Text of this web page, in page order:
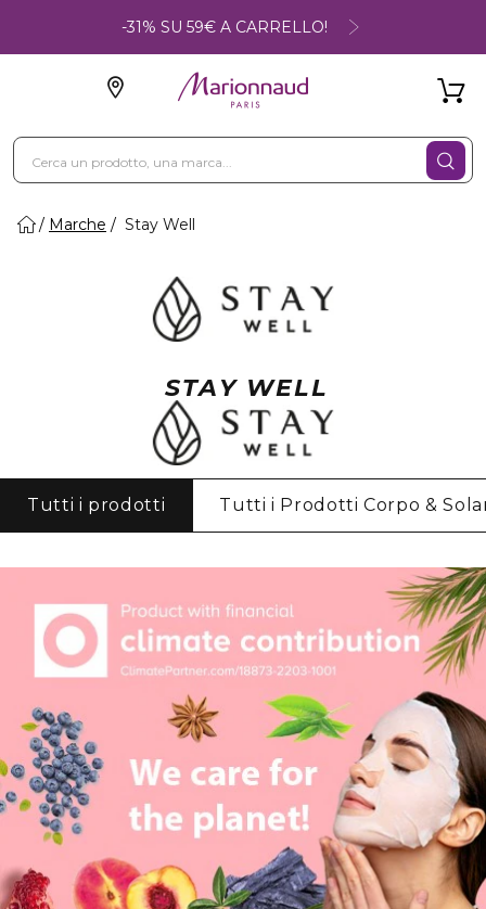
-31% SU 59€ A CARRELLO!
Marche Stay Well
STAY WELL
Tutti i prodotti Tutti i Prodotti Corpo &